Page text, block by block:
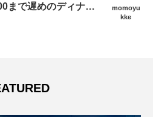
まで遅めのディナー
momoyu
kke